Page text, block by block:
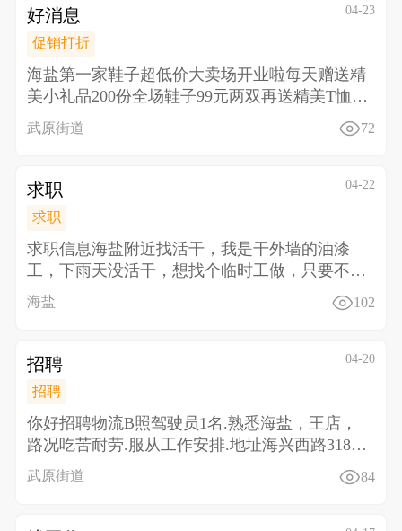
好消息 04-23
促销打折
海盐第一家鞋子超低价大卖场开业啦 每天赠送精
美小礼品200份全场鞋子99元两双再送精美T恤一
件或洗
武原街道 72
求职 04-22
求职
求职信息 海盐附近找活干，我是干外墙的油漆
工，下雨天没活干，想找个临时工做，只要不违
法干什么都行，
海盐 102
招聘 04-20
招聘
你好招聘物流B照驾驶员1名.熟悉海盐，王店，
路况吃苦耐劳.服从工作安排.地址海兴西路318号
龙通物流
武原街道 84